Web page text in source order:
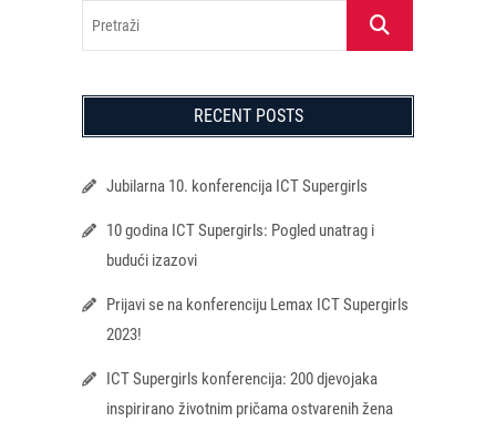
Pretraži
RECENT POSTS
Jubilarna 10. konferencija ICT Supergirls
10 godina ICT Supergirls: Pogled unatrag i
budući izazovi
Prijavi se na konferenciju Lemax ICT Supergirls
2023!
ICT Supergirls konferencija: 200 djevojaka
inspirirano životnim pričama ostvarenih žena